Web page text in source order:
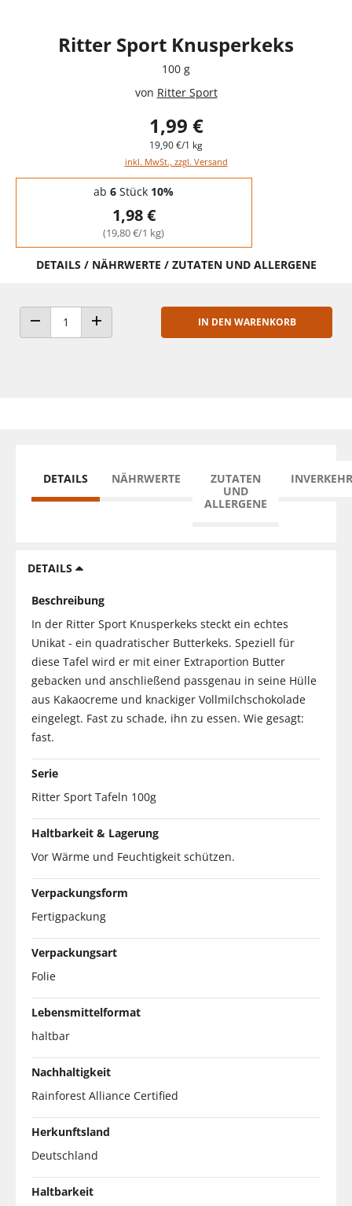
Ritter Sport Knusperkeks
100 g
von Ritter Sport
1,99 €
19,90 €/1 kg
inkl. MwSt., zzgl. Versand
Staffelpreise - Mengenrabatt
ab 6 Stück 10%
1,98 €
(19,80 €/1 kg)
DETAILS / NÄHRWERTE / ZUTATEN UND ALLERGENE
ANZAHL VERRINGERNANZAHL ERHÖHEN
IN DEN WARENKORB
DETAILS NÄHRWERTE
ZUTATEN
UND
ALLERGENE
DETAILS
Beschreibung
In der Ritter Sport Knusperkeks steckt ein echtes
Unikat - ein quadratischer Butterkeks. Speziell für
diese Tafel wird er mit einer Extraportion Butter
gebacken und anschließend passgenau in seine Hülle
aus Kakaocreme und knackiger Vollmilchschokolade
eingelegt. Fast zu schade, ihn zu essen. Wie gesagt:
fast.
Serie
Ritter Sport Tafeln 100g
Haltbarkeit & Lagerung
Vor Wärme und Feuchtigkeit schützen.
Verpackungsform
Fertigpackung
Verpackungsart
Folie
Lebensmittelformat
haltbar
Nachhaltigkeit
Rainforest Alliance Certified
Herkunftsland
Deutschland
Haltbarkeit